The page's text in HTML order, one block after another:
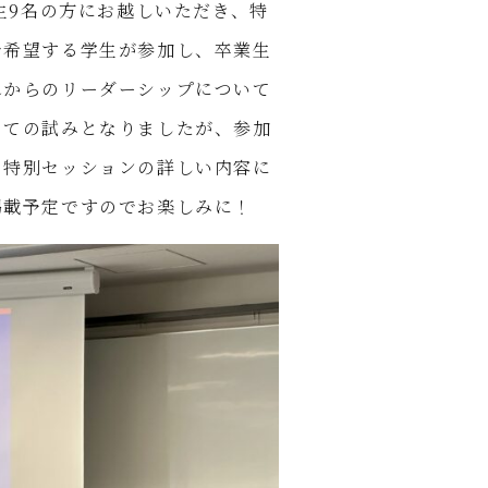
名の方にお越しいただき、特
望する学生が参加し、卒業生
らのリーダーシップについて
の試みとなりましたが、参加
別セッションの詳しい内容に
予定ですのでお楽しみに！